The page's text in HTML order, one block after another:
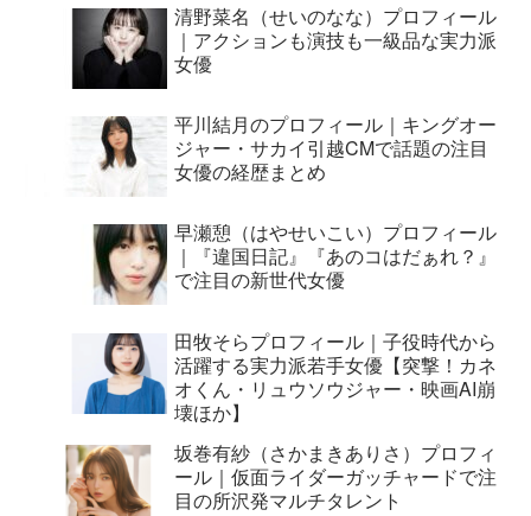
清野菜名（せいのなな）プロフィール
｜アクションも演技も一級品な実力派
女優
平川結月のプロフィール｜キングオー
ジャー・サカイ引越CMで話題の注目
女優の経歴まとめ
早瀬憩（はやせいこい）プロフィール
｜『違国日記』『あのコはだぁれ？』
で注目の新世代女優
田牧そらプロフィール｜子役時代から
活躍する実力派若手女優【突撃！カネ
オくん・リュウソウジャー・映画AI崩
壊ほか】
坂巻有紗（さかまきありさ）プロフィ
ール｜仮面ライダーガッチャードで注
目の所沢発マルチタレント